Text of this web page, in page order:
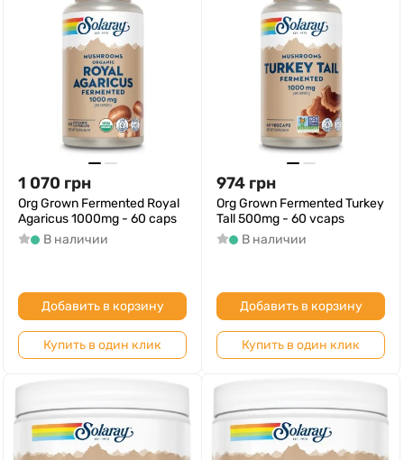
1 070 грн
Org Grown Fermented Royal
Agaricus 1000mg - 60 caps
В наличии
Добавить в корзину
Купить в один клик
974 грн
Org Grown Fermented Turkey
Tall 500mg - 60 vcaps
В наличии
Добавить в корзину
Купить в один клик